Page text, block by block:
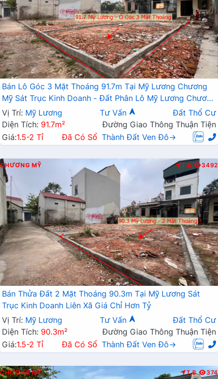
Bán Lô Góc 3 Mặt Thoáng 91.7m Tại Mỹ Lương Chương
Mỹ Sát Trục Kinh Doanh - Đất Phân Lô Mỹ Lương Chương
Mỹ
Vị Trí: Mỹ Lương Tư Vấn
Đất Thổ Cư
Diện Tích: 91.7m²
Đường Giao Thông Thuận Tiện
Giá:1.5-2 Tỉ Đã Có Sổ Thành Đất Ven Đô→
CHƯƠNG MỸ T.B 3492
Bán Thửa Đất 2 Mặt Thoáng 90.3m Tại Mỹ Lương Sát
Trục Kinh Doanh Liên Xã Giá Chỉ Hơn Tỷ
Vị Trí: Mỹ Lương Tư Vấn
Đất Thổ Cư
Diện Tích: 90.3m²
Đường Giao Thông Thuận Tiện
Giá:1.5-2 Tỉ Đã Có Sổ Thành Đất Ven Đô→
CHƯƠNG MỸ T.B 374